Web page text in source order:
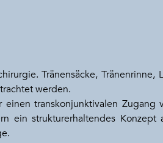
Tränensäcke, Tränenrinne,
werden.
transkonjunktivalen Zugang
ein strukturerhaltendes Konzept